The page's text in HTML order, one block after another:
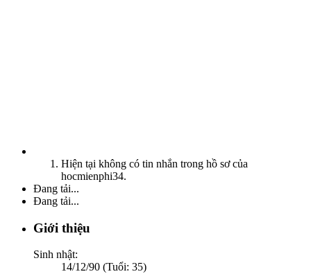
Hiện tại không có tin nhắn trong hồ sơ của
hocmienphi34.
Đang tải...
Đang tải...
Giới thiệu
Sinh nhật:
14/12/90 (Tuổi: 35)